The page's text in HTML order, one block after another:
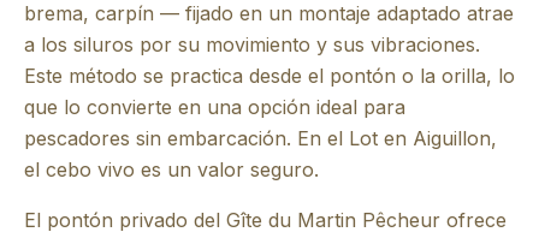
brema, carpín — fijado en un montaje adaptado atrae
a los siluros por su movimiento y sus vibraciones.
Este método se practica desde el pontón o la orilla, lo
que lo convierte en una opción ideal para
pescadores sin embarcación. En el Lot en Aiguillon,
el cebo vivo es un valor seguro.
El pontón privado del Gîte du Martin Pêcheur ofrece